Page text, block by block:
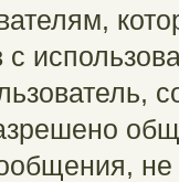
с
не